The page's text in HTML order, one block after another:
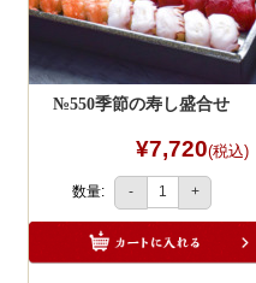
四得オードブル
寿司・会席膳
一品料理
お食い初め・お子様膳
2
№550季節の寿し盛合せ
¥7,720(税込)
数量: - +